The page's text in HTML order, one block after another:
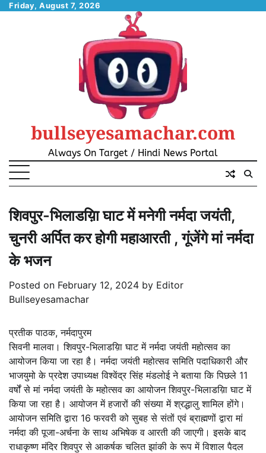
SkipFriday, August 7, 2026
bullseyesamachar.com
Always On Target / Hindi News Portal
शिवपुर-भिलाडय़िा घाट में मनेगी नर्मदा जयंती,
चुनरी अर्पित कर होगी महाआरती , गूंजेंगे मां नर्मदा
के भजन
Posted on February 12, 2024 by Editor
Bullseyesamachar
प्रतीक पाठक, नर्मदापुरम
सिवनी मालवा। शिवपुर-भिलाडय़िा घाट में नर्मदा जयंती महोत्सव का
आयोजन किया जा रहा है। नर्मदा जयंती महोत्सव समिति पदाधिकारी और
भाजयुमो के प्रदेश उपाध्यक्ष विश्वेंद्र सिंह मंडलोई ने बताया कि पिछले 11
वर्षों से मां नर्मदा जयंती के महोत्सव का आयोजन शिवपुर-भिलाडय़िा घाट में
किया जा रहा है। आयोजन में हजारों की संख्या में श्रद्धालु शामिल होंगे।
आयोजन समिति द्वारा 16 फरवरी को सुबह से संतों एवं ब्राह्मणों द्वारा मां
नर्मदा की पूजा-अर्चना के साथ अभिषेक व आरती की जाएगी। इसके बाद
राधाकृष्ण मंदिर शिवपुर से आकर्षक चलित झांकी के रूप में विशाल पैदल